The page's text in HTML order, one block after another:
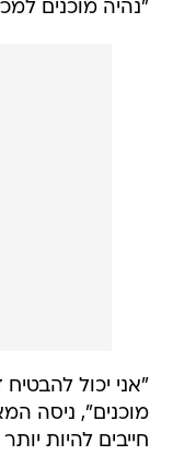
"נהיה מוכנים
מוכנים", ניסה
חייבים להיות